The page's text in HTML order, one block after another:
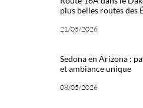
plus belles routes des
21/05/2026
Sedona en Arizona :
et ambiance unique
08/05/2026